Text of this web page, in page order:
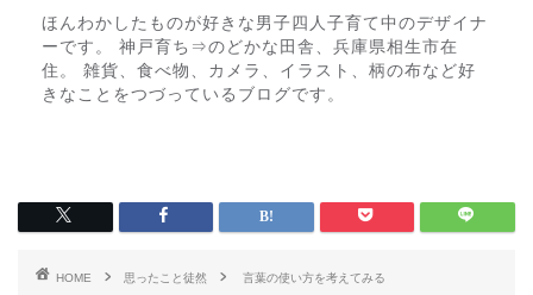
ほんわかしたものが好きな男子四人子育て中のデザイナ
ーです。 神戸育ち⇒のどかな田舎、兵庫県相生市在
住。 雑貨、食べ物、カメラ、イラスト、柄の布など好
きなことをつづっているブログです。
HOME 思ったこと徒然 言葉の使い方を考えてみる